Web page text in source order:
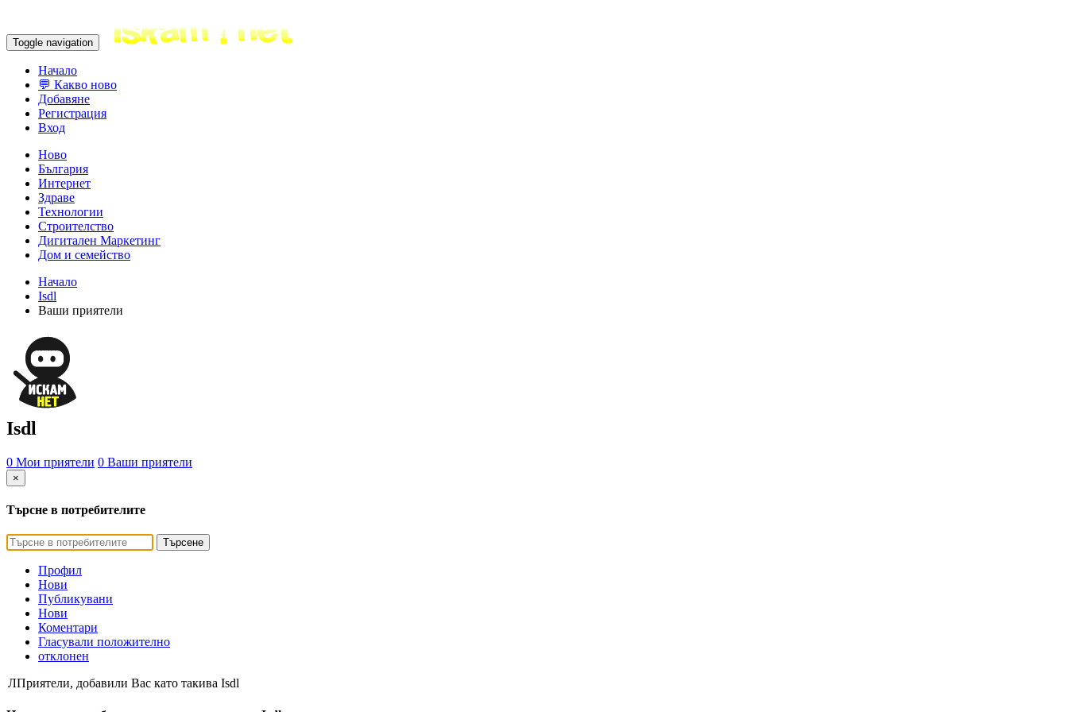
Toggle navigation
Начало
💬 Какво ново
Добавяне
Регистрация
Вход
Ново
България
Интернет
Здраве
Технологии
Строителство
Дигитален Маркетинг
Дом и семейство
Начало
Isdl
Ваши приятели
Isdl
0 Мои приятели 0 Ваши приятели
×
Търсне в потребителите
Търсене
Профил
Нови
Публикувани
Нови
Коментари
Гласували положително
отклонен
ЛПриятели, добавили Вас като такива Isdl